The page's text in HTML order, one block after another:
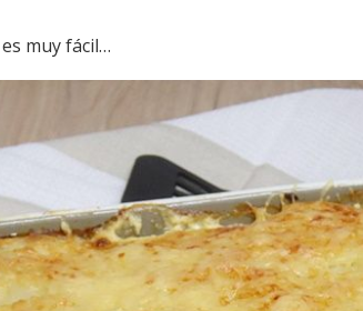
muy fácil…